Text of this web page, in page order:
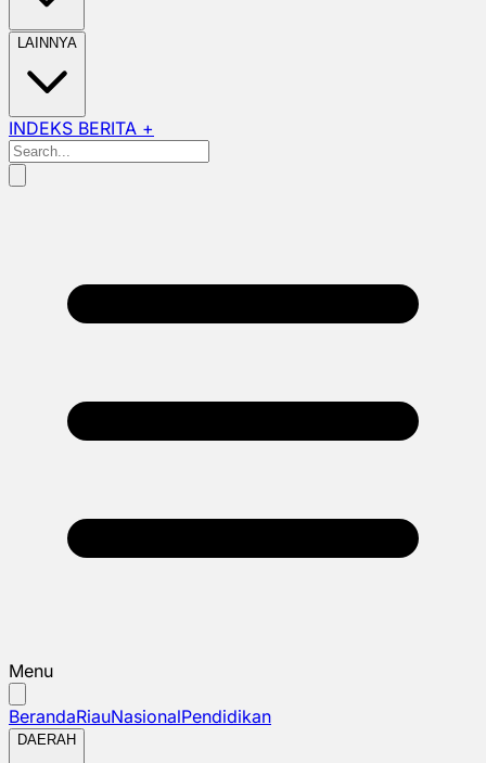
LAINNYA
INDEKS BERITA +
Menu
BerandaRiauNasionalPendidikan
DAERAH